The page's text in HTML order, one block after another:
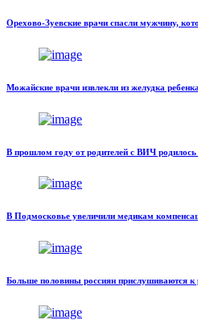
Орехово-Зуевские врачи спасли мужчину,
Можайские врачи извлекли из желудка
В прошлом году от родителей с ВИЧ родилось
В Подмосковье увеличили медикам
Больше половины россиян прислушиваются к